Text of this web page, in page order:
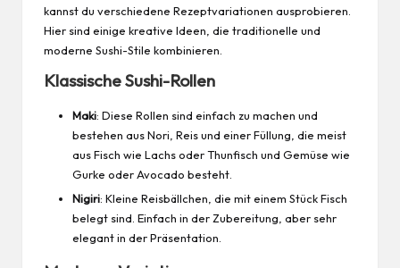
kannst du verschiedene Rezeptvariationen ausprobieren.
Hier sind einige kreative Ideen, die traditionelle und
moderne Sushi-Stile kombinieren.
Klassische Sushi-Rollen
Maki: Diese Rollen sind einfach zu machen und
bestehen aus Nori, Reis und einer Füllung, die meist
aus Fisch wie Lachs oder Thunfisch und Gemüse wie
Gurke oder Avocado besteht.
Nigiri: Kleine Reisbällchen, die mit einem Stück Fisch
belegt sind. Einfach in der Zubereitung, aber sehr
elegant in der Präsentation.